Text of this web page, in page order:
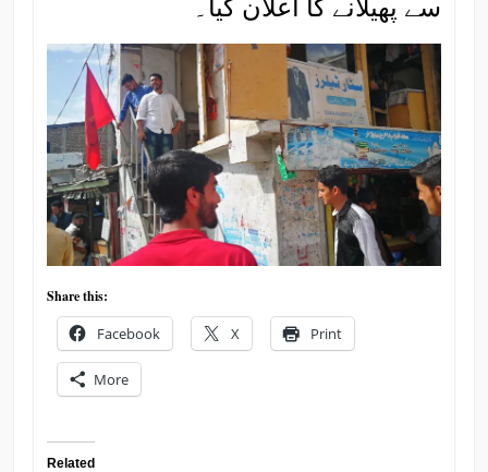
سے پھیلانے کا اعلان کیا۔
Share this:
Facebook X Print
More
Related